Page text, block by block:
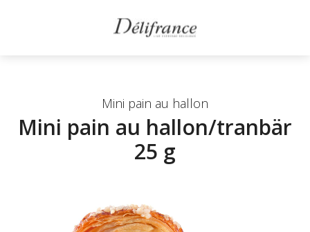
Mini pain au hallon
Mini pain au hallon/tranbär
25 g